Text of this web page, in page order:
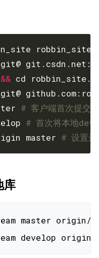
&& cd
# 客户端首次提交
# 首次将本地
master # 设置远
库
master origin/
develop origin/